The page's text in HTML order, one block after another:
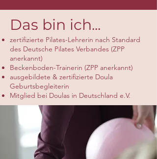
Das bin ich...
zertifizierte Pilates-Lehrerin nach Standard
des Deutsche Pilates Verbandes (ZPP
anerkannt)
Beckenboden-Trainerin (ZPP anerkannt)
ausgebildete & zertifizierte Doula
Geburtsbegleiterin
Mitglied bei Doulas in Deutschland e.V.